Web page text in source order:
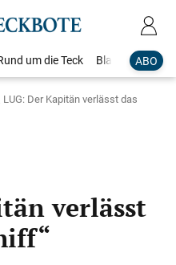
ABO
um die Teck Blaulicht
LUG: Der Kapitän verlässt das
verlässt